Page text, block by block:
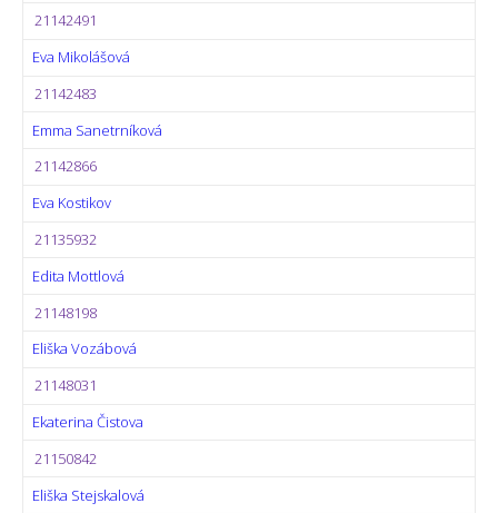
21142491
Eva Mikolášová
21142483
Emma Sanetrníková
21142866
Eva Kostikov
21135932
Edita Mottlová
21148198
Eliška Vozábová
21148031
Ekaterina Čistova
21150842
Eliška Stejskalová